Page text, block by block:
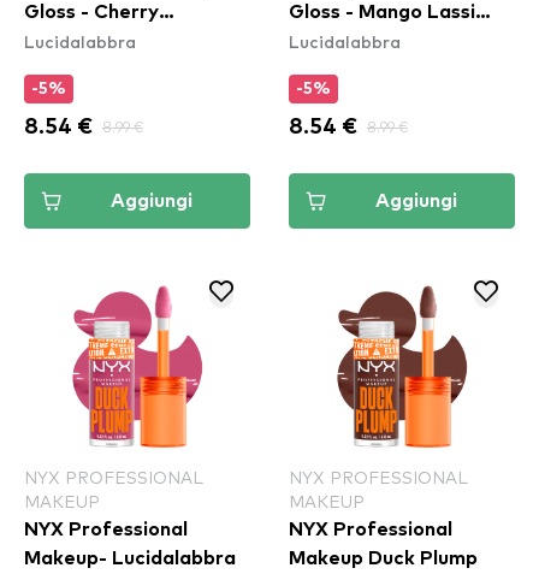
Gloss - Cherry
Milkshake (TIMG13)
Lucidalabbra
-5%
8.54 € 8.99 €
Aggiungi
Gloss - Mango Lassi
(TIMG14)
Lucidalabbra
-5%
8.54 € 8.99 €
Aggiungi
NYX PROFESSIONAL
MAKEUP
NYX Professional
Makeup- Lucidalabbra
NYX PROFESSIONAL
MAKEUP
NYX Professional
Makeup Duck Plump